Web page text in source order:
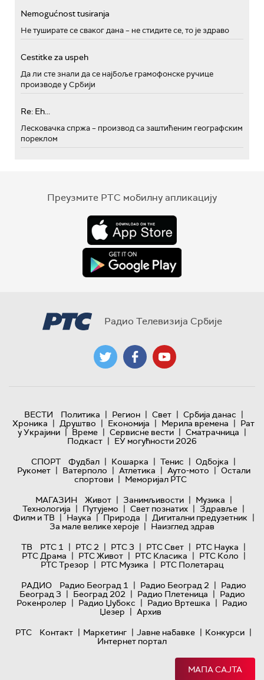
Nemogućnost tusiranja
Не туширате се сваког дана – не стидите се, то је здраво
Cestitke za uspeh
Да ли сте знали да се најбоље грамофонске ручице
производе у Србији
Re: Eh...
Лесковачка спржа – производ са заштићеним географским
пореклом
Преузмите РТС мобилну апликацију
Радио Телевизија Србије
ВЕСТИ Политика | Регион | Свет | Србија данас |
Хроника | Друштво | Економија | Мерила времена | Рат
у Украјини | Време | Сервисне вести | Сматрачница |
Подкаст | ЕУ могућности 2026
СПОРТ
Фудбал | Кошарка | Тенис | Одбојка |
Рукомет | Ватерполо | Атлетика | Ауто-мото | Остали
спортови | Меморијал РТС
МАГАЗИН
Живот | Занимљивости | Музика |
Технологијa | Путујемо | Свет познатих | Здравље |
Филм и ТВ | Наука | Природа | Дигитални предузетник |
За мале велике хероје | Наизглед здрав
ТВ
РТС 1 | РТС 2 | РТС 3 | РТС Свет | РТС Наука |
РТС Драма | РТС Живот | РТС Класика | РТС Коло |
РТС Трезор | РТС Музика | РТС Полетарац
РАДИО
Радио Београд 1 | Радио Београд 2 | Радио
Београд 3 | Београд 202 | Радио Плетеница | Радио
Рокенролер | Радио Џубокс | Радио Вртешка | Радио
Џезер | Архив
РТС
Контакт | Маркетинг | Јавне набавке | Конкурси |
Интернет портал
МАПА САЈТА